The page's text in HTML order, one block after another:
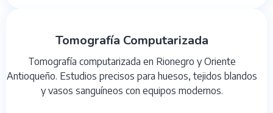
Tomografía Computarizada
Tomografía computarizada en Rionegro y Oriente
Antioqueño. Estudios precisos para huesos, tejidos blandos
y vasos sanguíneos con equipos modernos.